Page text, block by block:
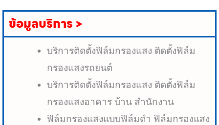
ข้อมูลบริการ >
บริการติดตั้งฟิล์มกรองแสง ติดตั้งฟิล์ม
กรองแสงรถยนต์
บริการติดตั้งฟิล์มกรองแสง ติดตั้งฟิล์ม
กรองแสงอาคาร บ้าน สำนักงาน
ฟิล์มกรองแสงแบบฟิล์มดำ ฟิล์มกรองแสง